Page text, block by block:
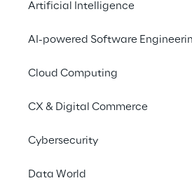
Artificial Intelligence
AI-powered Software
Cloud Computing
CX & Digital Commerce
Cybersecurity
Data World